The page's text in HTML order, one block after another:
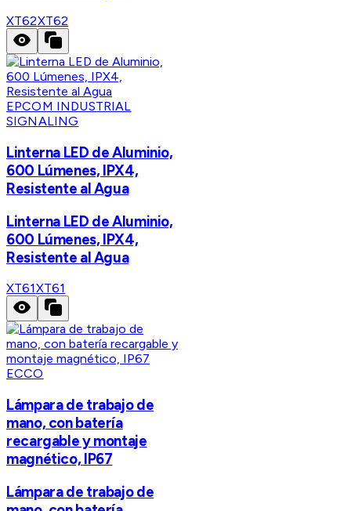
XT62XT62
EPCOM INDUSTRIAL
SIGNALING
Linterna LED de Aluminio,
600 Lúmenes, IPX4,
Resistente al Agua
Linterna LED de Aluminio,
600 Lúmenes, IPX4,
Resistente al Agua
XT61XT61
ECCO
Lámpara de trabajo de
mano, con batería
recargable y montaje
magnético, IP67
Lámpara de trabajo de